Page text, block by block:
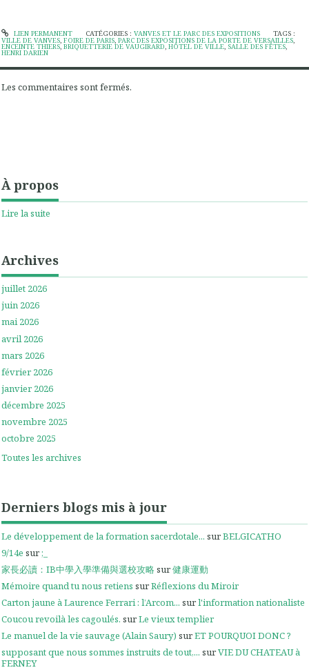
LIEN PERMANENT CATÉGORIES : VANVES ET LE PARC DES EXPOSITIONS TAGS :
VILLE DE VANVES, FOIRE DE PARIS, PARC DES EXPOSITIONS DE LA PORTE DE VERSAILLES,
ENCEINTE THIERS, BRIQUETTERIE DE VAUGIRARD, HÔTEL DE VILLE, SALLE DES FÊTES,
HENRI DARIEN
Les commentaires sont fermés.
À propos
Lire la suite
Archives
juillet 2026
juin 2026
mai 2026
avril 2026
mars 2026
février 2026
janvier 2026
décembre 2025
novembre 2025
octobre 2025
Toutes les archives
Derniers blogs mis à jour
Le développement de la formation sacerdotale... surBELGICATHO
9/14e sur;_
家長必讀：IB中學入學準備與選校攻略 sur健康運動
Mémoire quand tu nous retiens surRéflexions du Miroir
Carton jaune à Laurence Ferrari : l’Arcom... surl'information nationaliste
Coucou revoilà les cagoulés. surLe vieux templier
Le manuel de la vie sauvage (Alain Saury) surET POURQUOI DONC ?
supposant que nous sommes instruits de tout,... surVIE DU CHATEAU à
FERNEY